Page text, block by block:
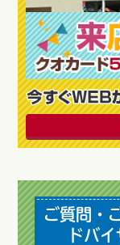
ご質問・
ドバ